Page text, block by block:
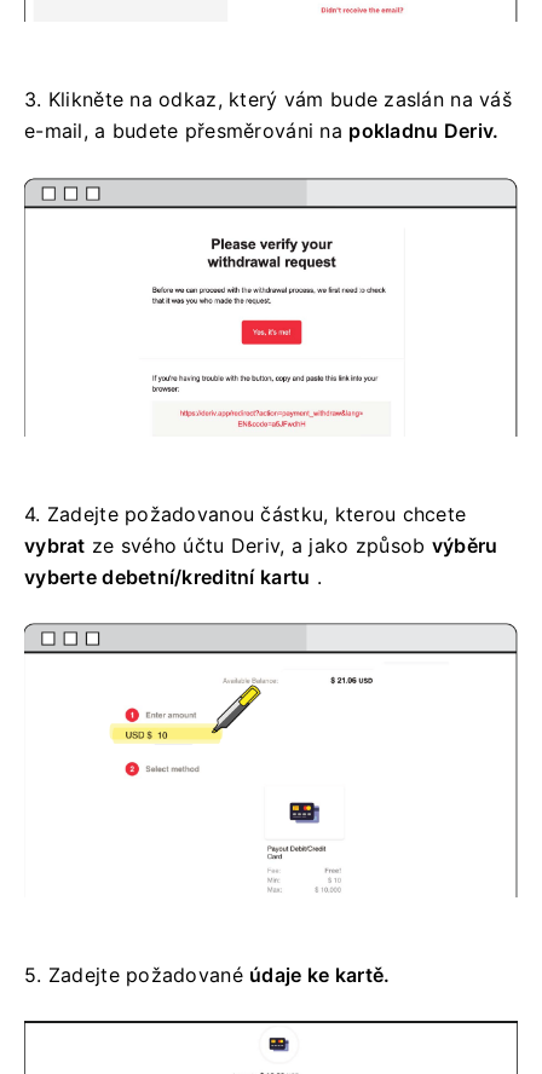
3. Klikněte na odkaz, který vám bude zaslán na váš
e-mail, a budete přesměrováni na pokladnu Deriv.
4. Zadejte požadovanou částku, kterou chcete
vybrat ze svého účtu Deriv, a jako způsob výběru
vybertedebetní/kreditní kartu .
5. Zadejte požadované údaje ke kartě.